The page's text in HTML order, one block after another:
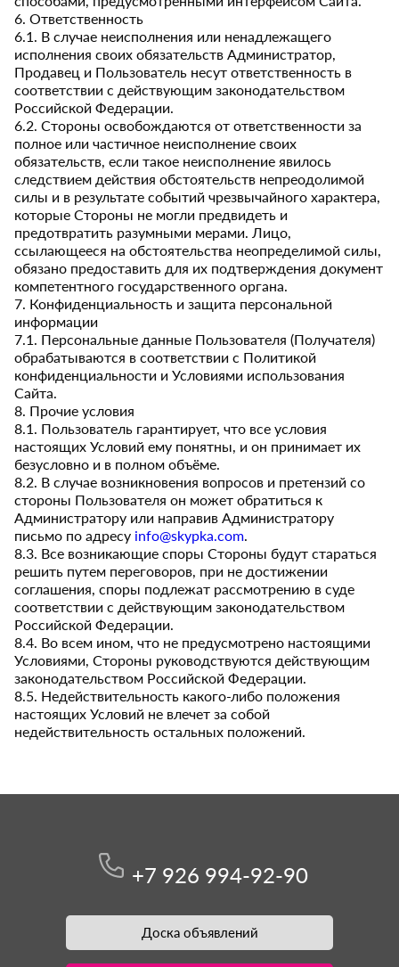
6. Ответственность
6.1. В случае неисполнения или ненадлежащего
исполнения своих обязательств Администратор,
Продавец и Пользователь несут ответственность в
соответствии с действующим законодательством
Российской Федерации.
6.2. Стороны освобождаются от ответственности за
полное или частичное неисполнение своих
обязательств, если такое неисполнение явилось
следствием действия обстоятельств непреодолимой
силы и в результате событий чрезвычайного характера,
которые Стороны не могли предвидеть и
предотвратить разумными мерами. Лицо,
ссылающееся на обстоятельства неопределимой силы,
обязано предоставить для их подтверждения документ
компетентного государственного органа.
7. Конфиденциальность и защита персональной
информации
7.1. Персональные данные Пользователя (Получателя)
обрабатываются в соответствии с Политикой
конфиденциальности и Условиями использования
Сайта.
8. Прочие условия
8.1. Пользователь гарантирует, что все условия
настоящих Условий ему понятны, и он принимает их
безусловно и в полном объёме.
8.2. В случае возникновения вопросов и претензий со
стороны Пользователя он может обратиться к
Администратору или направив Администратору
письмо по адресу info@skypka.com.
8.3. Все возникающие споры Стороны будут стараться
решить путем переговоров, при не достижении
соглашения, споры подлежат рассмотрению в суде
соответствии с действующим законодательством
Российской Федерации.
8.4. Во всем ином, что не предусмотрено настоящими
Условиями, Стороны руководствуются действующим
законодательством Российской Федерации.
8.5. Недействительность какого-либо положения
настоящих Условий не влечет за собой
недействительность остальных положений.
+7 926 994-92-90
Доска объявлений